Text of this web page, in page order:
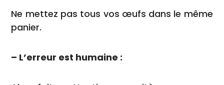
Ne mettez pas tous vos œufs dans le même
panier.
– L’erreur est humaine :